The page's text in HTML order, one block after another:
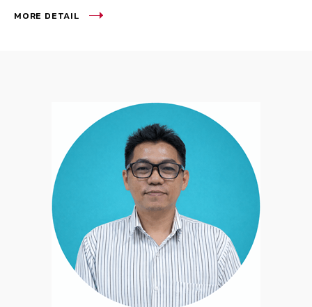
MORE DETAIL